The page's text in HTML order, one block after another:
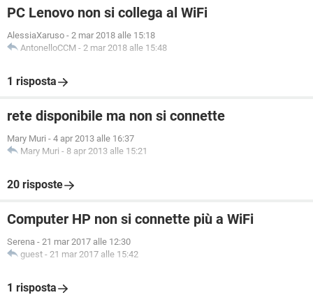
PC Lenovo non si collega al WiFi
AlessiaXaruso - 2 mar 2018 alle 15:18
AntonelloCCM - 2 mar 2018 alle 15:48
1 risposta
rete disponibile ma non si connette
Mary Muri - 4 apr 2013 alle 16:37
Mary Muri - 8 apr 2013 alle 15:21
20 risposte
Computer HP non si connette più a WiFi
Serena - 21 mar 2017 alle 12:30
guest - 21 mar 2017 alle 15:42
1 risposta